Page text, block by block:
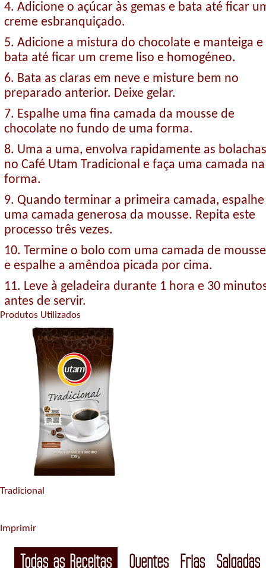
4. Adicione o açúcar às gemas e bata até ficar
creme esbranquiçado.
5. Adicione a mistura do chocolate e manteiga e
bata até ficar um creme liso e homogéneo.
6. Bata as claras em neve e misture bem no
preparado anterior. Deixe gelar.
7. Espalhe uma fina camada da mousse de
chocolate no fundo de uma forma.
8. Uma a uma, envolva rapidamente as bolachas
no Café Utam Tradicional e faça uma camada na
forma.
9. Quando terminar a primeira camada, espalhe
uma camada generosa da mousse. Repita este
processo três vezes.
10. Termine o bolo com uma camada de mousse
e espalhe a amêndoa picada por cima.
11. Leve à geladeira durante 1 hora e 30
antes de servir.
Produtos Utilizados
Tradicional
Imprimir
Todas as Receitas Quentes Frias Salgadas